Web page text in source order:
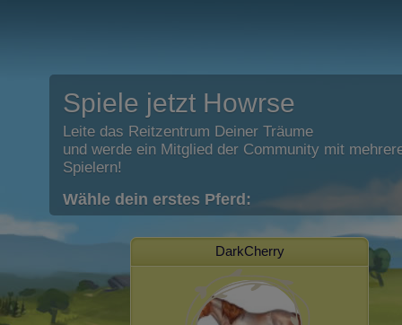
Spiele jetzt Howrse
Leite das Reitzentrum Deiner Träume
und werde ein Mitglied der Community mit
Spielern!
Wähle dein erstes Pferd:
DarkCherry